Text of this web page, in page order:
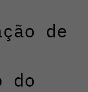
de
do